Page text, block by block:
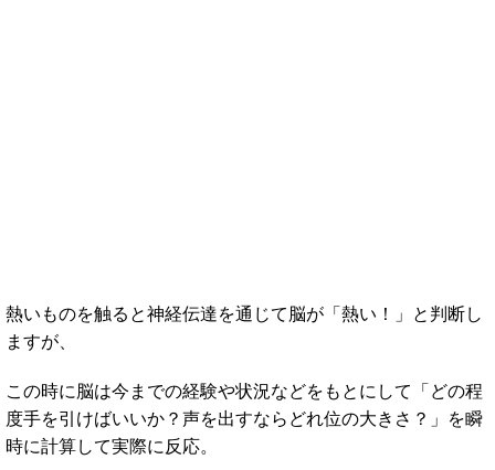
熱いものを触ると神経伝達を通じて脳が「熱い！」と判断し
ますが、
この時に脳は今までの経験や状況などをもとにして「どの程
度手を引けばいいか？声を出すならどれ位の大きさ？」を瞬
時に計算して実際に反応。